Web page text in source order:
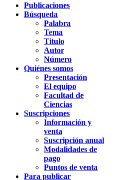
Publicaciones
Búsqueda
Palabra
Tema
Titulo
Autor
Número
Quiénes somos
Presentación
El equipo
Facultad de
Ciencias
Suscripciones
Información y
venta
Suscripción anual
Modalidades de
pago
Puntos de venta
Para publicar